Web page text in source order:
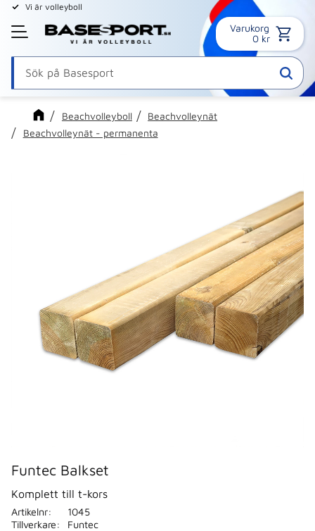
Meny
Vi är volleyboll
Varukorg
0 kr
Beachvolleyboll
Beachvolleynät
Beachvolleynät - permanenta
Funtec Balkset
Komplett till t-kors
Artikelnr
1045
Tillverkare
Funtec